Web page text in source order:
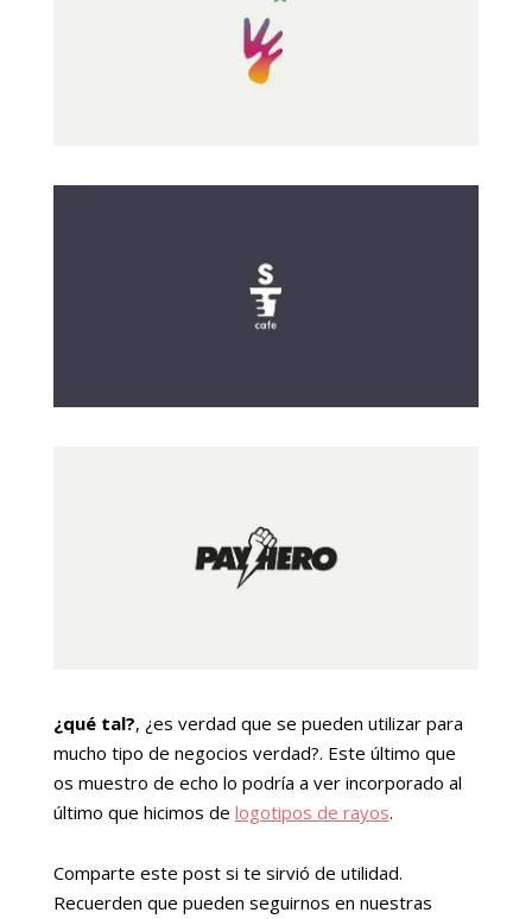
¿qué tal?, ¿es verdad que se pueden utilizar para
mucho tipo de negocios verdad?. Este último que
os muestro de echo lo podría a ver incorporado al
último que hicimos de logotipos de rayos.
Comparte este post si te sirvió de utilidad.
Recuerden que pueden seguirnos en nuestras